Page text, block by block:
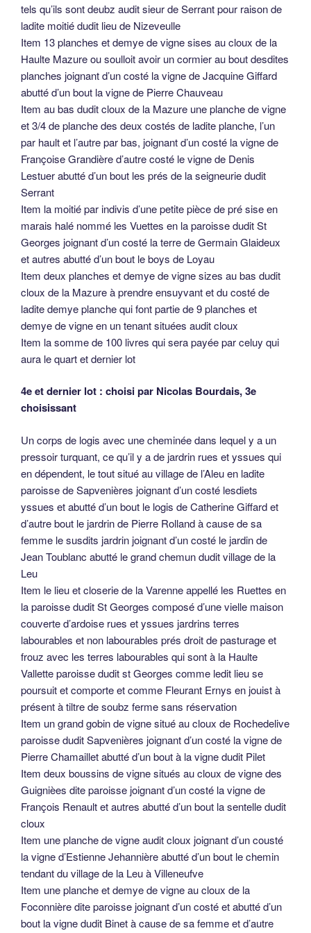
tels qu’ils sont deubz audit sieur de Serrant pour raison de
ladite moitié dudit lieu de Nizeveulle
Item 13 planches et demye de vigne sises au cloux de la
Haulte Mazure ou soulloit avoir un cormier au bout desdites
planches joignant d’un costé la vigne de Jacquine Giffard
abutté d’un bout la vigne de Pierre Chauveau
Item au bas dudit cloux de la Mazure une planche de vigne
et 3/4 de planche des deux costés de ladite planche, l’un
par hault et l’autre par bas, joignant d’un costé la vigne de
Françoise Grandière d’autre costé le vigne de Denis
Lestuer abutté d’un bout les prés de la seigneurie dudit
Serrant
Item la moitié par indivis d’une petite pièce de pré sise en
marais halé nommé les Vuettes en la paroisse dudit St
Georges joignant d’un costé la terre de Germain Glaideux
et autres abutté d’un bout le boys de Loyau
Item deux planches et demye de vigne sizes au bas dudit
cloux de la Mazure à prendre ensuyvant et du costé de
ladite demye planche qui font partie de 9 planches et
demye de vigne en un tenant situées audit cloux
Item la somme de 100 livres qui sera payée par celuy qui
aura le quart et dernier lot
4e et dernier lot : choisi par Nicolas Bourdais, 3e
choisissant
Un corps de logis avec une cheminée dans lequel y a un
pressoir turquant, ce qu’il y a de jardrin rues et yssues qui
en dépendent, le tout situé au village de l’Aleu en ladite
paroisse de Sapvenières joignant d’un costé lesdiets
yssues et abutté d’un bout le logis de Catherine Giffard et
d’autre bout le jardrin de Pierre Rolland à cause de sa
femme le susdits jardrin joignant d’un costé le jardin de
Jean Toublanc abutté le grand chemun dudit village de la
Leu
Item le lieu et closerie de la Varenne appellé les Ruettes en
la paroisse dudit St Georges composé d’une vielle maison
couverte d’ardoise rues et yssues jardrins terres
labourables et non labourables prés droit de pasturage et
frouz avec les terres labourables qui sont à la Haulte
Vallette paroisse dudit st Georges comme ledit lieu se
poursuit et comporte et comme Fleurant Ernys en jouist à
présent à tiltre de soubz ferme sans réservation
Item un grand gobin de vigne situé au cloux de Rochedelive
paroisse dudit Sapvenières joignant d’un costé la vigne de
Pierre Chamaillet abutté d’un bout à la vigne dudit Pilet
Item deux boussins de vigne situés au cloux de vigne des
Guignièes dite paroisse joignant d’un costé la vigne de
François Renault et autres abutté d’un bout la sentelle dudit
cloux
Item une planche de vigne audit cloux joignant d’un cousté
la vigne d’Estienne Jehannière abutté d’un bout le chemin
tendant du village de la Leu à Villeneufve
Item une planche et demye de vigne au cloux de la
Foconnière dite paroisse joignant d’un costé et abutté d’un
bout la vigne dudit Binet à cause de sa femme et d’autre